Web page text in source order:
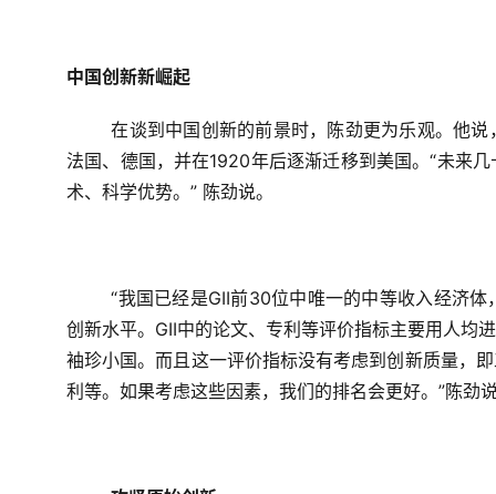
中国创新新崛起
在谈到中国创新的前景时，陈劲更为乐观。他
法国、德国，并在1920年后逐渐迁移到美国。“未来
术、科学优势。” 陈劲说。
“我国已经是GII前30位中唯一的中等收入经济
创新水平。GII中的论文、专利等评价指标主要用人均
袖珍小国。而且这一评价指标没有考虑到创新质量，
利等。如果考虑这些因素，我们的排名会更好。”陈劲